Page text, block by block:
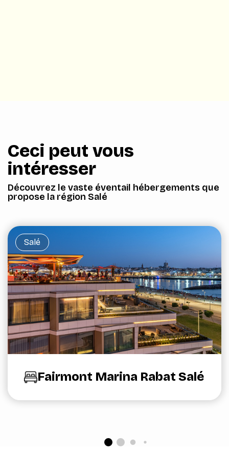
Ceci peut vous
intéresser
Découvrez le vaste éventail hébergements que
propose la région Salé
Salé
Fairmont Marina Rabat Salé